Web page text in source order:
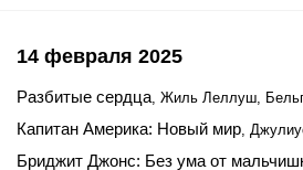
14 февраля 2025
Разбитые сердца, Жиль Леллуш,
Капитан Америка: Новый мир,
Бриджит Джонс: Без ума от